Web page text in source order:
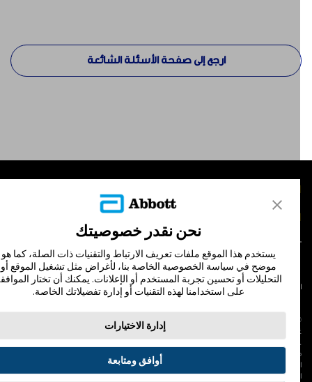
ارجع إلى صفحة الأسئلة الشائعة
والأحكام سياسة الخصوصية
المجس، فري ستايل، وليبري، والعلامات التجارية ذات الصلة هي علامات لشركة أبوت
لا يجوز استخدام أي علامة تجارية أو الاسم التجاري أو المظهر التجاري لأبوت في هذا الموقع
دون الحصول على إذن كتابي مسبق من أبوت، إلا لتحديد منتج أو خدمات الشركة. هذا
والمعلومات التي تحتويه مقصودة لسكان دولة جمهورية مصر العربية فقط. إن
والبيانات الواردة صورية لأغراض توضيحية فقط. ولا تمثل مريضًا حقيقيًا أو بيانات
نحن نقدر خصوصيتك
يستخدم هذا الموقع ملفات تعريف الارتباط والتقنيات ذات الصلة، كما هو
موضح في سياسة الخصوصية الخاصة بنا، لأغراض مثل تشغيل الموقع أو
التحليلات أو تحسين تجربة المستخدم أو الإعلانات. يمكنك أن تختار الموافقة
على استخدامنا لهذه التقنيات أو إدارة تفضيلاتك الخاصة.
إدارة الاختيارات
أوافق ومتابعة